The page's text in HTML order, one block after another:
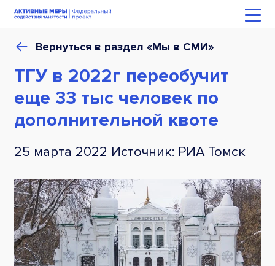
Вернуться в раздел «Мы в СМИ»
ТГУ в 2022г переобучит
еще 33 тыс человек по
дополнительной квоте
25 марта 2022 Источник: РИА Томск